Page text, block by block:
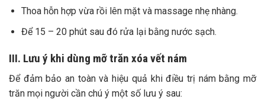
Thoa hỗn hợp vừa rồi lên mặt và massage nhẹ nhàng.
Để 15 – 20 phút sau đó rửa lại bằng nước sạch.
III. Lưu ý khi dùng mỡ trăn xóa vết nám
Để đảm bảo an toàn và hiệu quả khi điều trị nám bằng mỡ
trăn mọi người cần chú ý một số lưu ý sau: